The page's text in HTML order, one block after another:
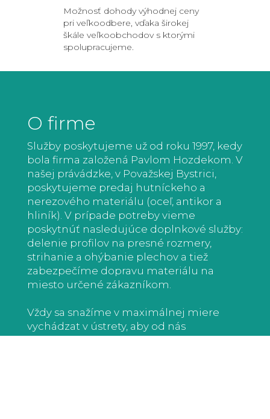
Možnosť dohody výhodnej ceny
pri veľkoodbere, vďaka širokej
škále veľkoobchodov s ktorými
spolupracujeme.
O firme
Služby poskytujeme už od roku 1997, kedy
bola firma založená Pavlom Hozdekom. V
našej právádzke, v Považskej Bystrici,
poskytujeme predaj hutníckeho a
nerezového materiálu (oceľ, antikor a
hliník). V prípade potreby vieme
poskytnúť nasledujúce doplnkové služby:
delenie profilov na presné rozmery,
strihanie a ohýbanie plechov a tiež
zabezpečíme dopravu materiálu na
miesto určené zákazníkom.
Vždy sa snažíme v maximálnej miere
vychádzat v ústrety, aby od nás
odchádzali spokojní zákazníci, ktorí sa k